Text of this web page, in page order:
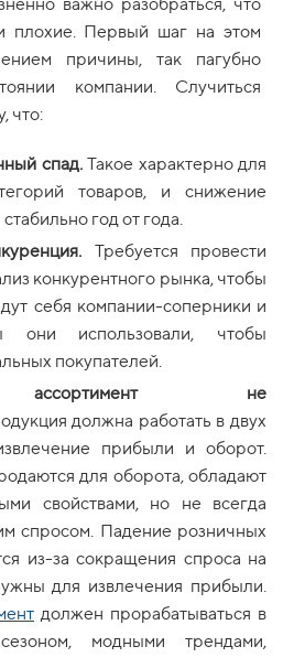
плохие. Первый шаг на этом
причины, так пагубно
компании. Случиться
что:
спад.Такое характерно для
товаров, и снижение
год от года.
Требуется провести
конкурентного рынка, чтобы
себя компании-соперники и
они использовали, чтобы
покупателей.
ассортимент не
должна работать в двух
прибыли и оборот.
для оборота, обладают
свойствами, но не всегда
спросом. Падение розничных
из-за сокращения спроса на
для извлечения прибыли.
должен прорабатываться в
модными трендами,